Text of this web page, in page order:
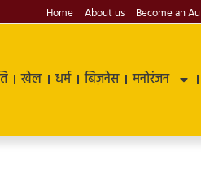
Home About us Become an
खेल धर्म बिज़नेस मनोरंजन